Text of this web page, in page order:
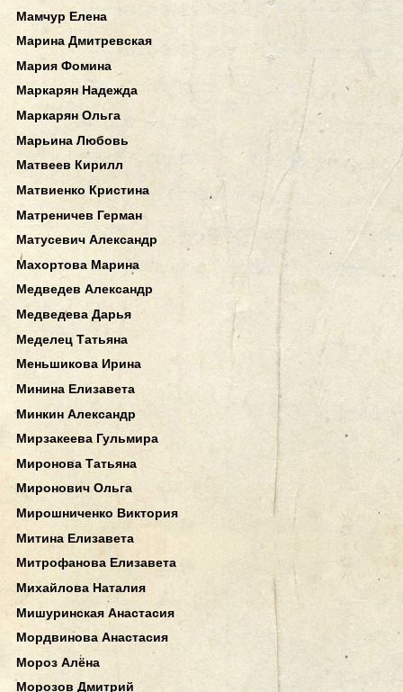
Мамчур Елена
Марина Дмитревская
Мария Фомина
Маркарян Надежда
Маркарян Ольга
Марьина Любовь
Матвеев Кирилл
Матвиенко Кристина
Матреничев Герман
Матусевич Александр
Махортова Марина
Медведев Александр
Медведева Дарья
Меделец Татьяна
Меньшикова Ирина
Минина Елизавета
Минкин Александр
Мирзакеева Гульмира
Миронова Татьяна
Миронович Ольга
Мирошниченко Виктория
Митина Елизавета
Митрофанова Елизавета
Михайлова Наталия
Мишуринская Анастасия
Мордвинова Анастасия
Мороз Алёна
Морозов Дмитрий